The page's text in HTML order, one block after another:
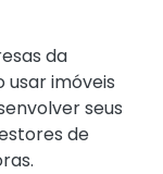
da
imóveis
seus
de